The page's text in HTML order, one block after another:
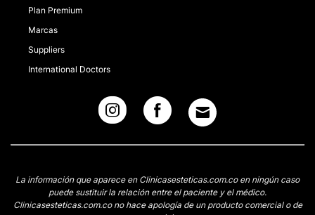
Plan Premium
Marcas
Suppliers
International Doctors
La información que aparece en Clinicasesteticas.com.co en ningún caso
puede sustituir la relación entre el paciente y el médico.
Clinicasesteticas.com.co no hace apología de un producto comercial o de